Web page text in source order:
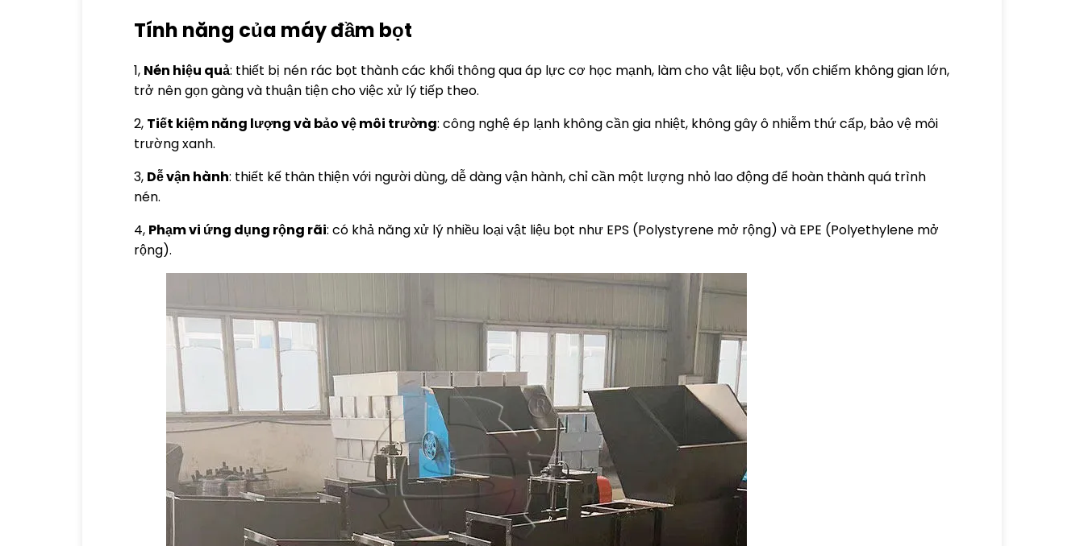
Tính năng của máy đầm bọt
1, Nén hiệu quả: thiết bị nén rác bọt thành các khối thông qua áp lực cơ học mạnh, làm cho vật liệu bọt, vốn chiếm không gian lớn,
trở nên gọn gàng và thuận tiện cho việc xử lý tiếp theo.
2, Tiết kiệm năng lượng và bảo vệ môi trường: công nghệ ép lạnh không cần gia nhiệt, không gây ô nhiễm thứ cấp, bảo vệ môi
trường xanh.
3, Dễ vận hành: thiết kế thân thiện với người dùng, dễ dàng vận hành, chỉ cần một lượng nhỏ lao động để hoàn thành quá trình
nén.
4, Phạm vi ứng dụng rộng rãi: có khả năng xử lý nhiều loại vật liệu bọt như EPS (Polystyrene mở rộng) và EPE (Polyethylene mở
rộng).